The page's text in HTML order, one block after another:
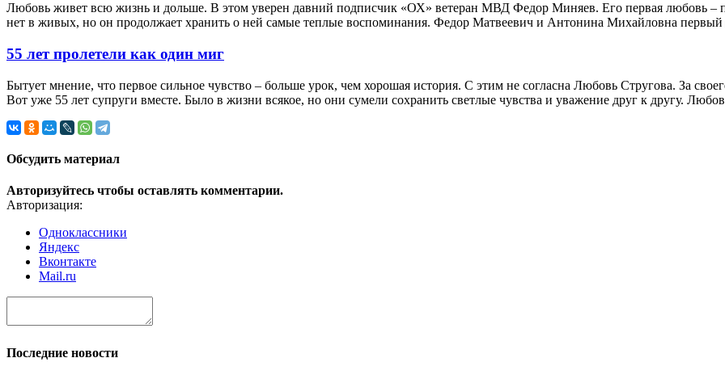
Любовь живет всю жизнь и дольше. В этом уверен давний подписчик «ОХ» ветеран МВД Федор Миняев. Его первая любовь
нет в живых, но он продолжает хранить о ней самые теплые воспоминания. Федор Матвеевич и Антонина Михайловна первый
55 лет пролетели как один миг
Бытует мнение, что первое сильное чувство – больше урок, чем хорошая история. С этим не согласна Любовь Стругова. За
Вот уже 55 лет супруги вместе. Было в жизни всякое, но они сумели сохранить светлые чувства и уважение друг к другу.
Обсудить материал
Авторизуйтесь чтобы оставлять комментарии.
Авторизация:
Одноклассники
Яндекс
Вконтакте
Mail.ru
Последние новости